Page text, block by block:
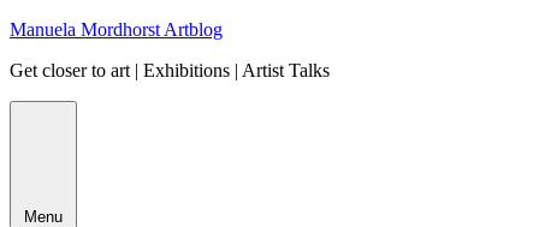
Skip
content
Manuela Mordhorst Artblog
Get closer to art | Exhibitions | Artist Talks
Menu